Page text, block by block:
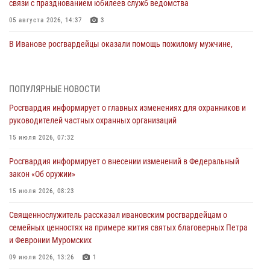
связи с празднованием юбилеев служб ведомства
05 августа 2026, 14:37 3
В Иванове росгвардейцы оказали помощь пожилому мужчине,
торжественных мероприятиях, посвященных празднованию Дня
Воздушно-десантных войск
02 августа 2026, 11:46
Мероприятия в рамках акции «Каникулы с Росгвардией»
продолжаются в Ивановской области
31 июля 2026, 11:08
В Ивановской области при содействии Росгвардии задержаны
подозреваемые в серии автомобильных краж
30 июля 2026, 12:41
ПОПУЛЯРНЫЕ НОВОСТИ
Росгвардия информирует о главных изменениях для охранников и
руководителей частных охранных организаций
15 июля 2026, 07:32
Росгвардия информирует о внесении изменений в Федеральный
закон «Об оружии»
15 июля 2026, 08:23
Священнослужитель рассказал ивановским росгвардейцам о
семейных ценностях на примере жития святых благоверных Петра
и Февронии Муромских
09 июля 2026, 13:26 1